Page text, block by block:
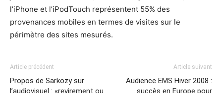
l’iPhone et l’iPodTouch représentent 55% des
provenances mobiles en termes de visites sur le
périmètre des sites mesurés.
Article précédent
Propos de Sarkozy sur
l’audiovisuel : «revirement ou
Article suivant
Audience EMS Hiver 2008 :
succès en Europe pour